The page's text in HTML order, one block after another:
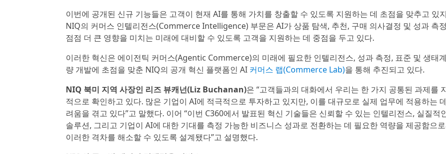
이번에 공개된 신규 기능들은 고객이 현재 AI를 통해 가치를 창출할 수 있도록 지원하는 데 초점을 맞추고 있
NIQ의 커머스 인텔리전스(Commerce Intelligence) 부문은 AI가 상품 탐색, 추천, 구매 의사결정 및 성과 측
점점 더 큰 영향을 미치는 미래에 대비할 수 있도록 고객을 지원하는 데 중점을 두고 있다.
이러한 혁신은 에이전틱 커머스(Agentic Commerce)의 미래에 필요한 인텔리전스, 성과 측정, 표준 및 생태
량 개발에 초점을 맞춘 NIQ의 공개 혁신 플랫폼인 AI 커머스 랩(Commerce Lab)을 통해 추진되고 있다.
NIQ 북미 지역 사장인 리즈 뷰캐넌(Liz Buchanan)은 “고객들과의 대화에서 우리는 한 가지 공통된 과제를
적으로 확인하고 있다. 많은 기업이 AI에 적극적으로 투자하고 있지만, 이를 대규모로 실제 업무에 적용하는
려움을 겪고 있다”고 말했다. 이어 “이번 C360에서 발표된 혁신 기술들은 신뢰할 수 있는 인텔리전스, 실질적
솔루션, 그리고 기업이 AI에 대한 기대를 측정 가능한 비즈니스 성과로 전환하는 데 필요한 역량을 제공함으
이러한 격차를 해소할 수 있도록 설계됐다”고 설명했다.